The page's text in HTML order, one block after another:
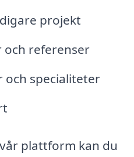
projekt
och referenser
och specialiteter
plattform kan du